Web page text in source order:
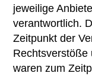
jeweilige
verantwortlich.
Zeitpunkt der
Rechtsverstöße
waren zum